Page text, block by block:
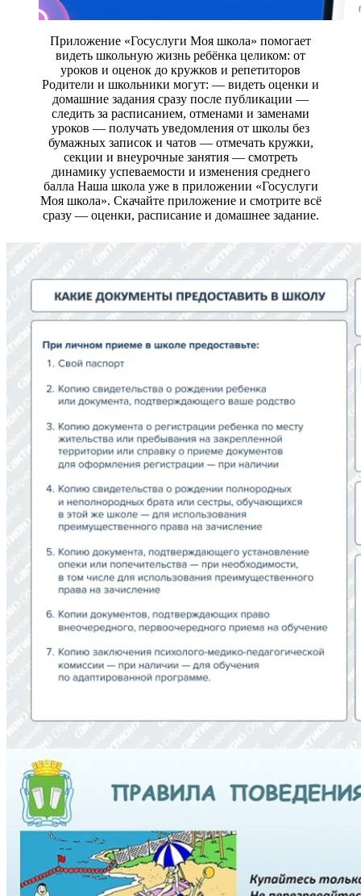
Приложение «Госуслуги Моя школа» помогает
видеть школьную жизнь ребёнка целиком: от
уроков и оценок до кружков и репетиторов
Родители и школьники могут: — видеть оценки и
домашние задания сразу после публикации —
следить за расписанием, отменами и заменами
уроков — получать уведомления от школы без
бумажных записок и чатов — отмечать кружки,
секции и внеурочные занятия — смотреть
динамику успеваемости и изменения среднего
балла Наша школа уже в приложении «Госуслуги
Моя школа». Скачайте приложение и смотрите всё
сразу — оценки, расписание и домашнее задание.